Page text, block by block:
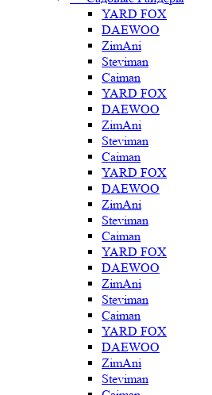
YARD FOX
DAEWOO
ZimAni
Steviman
Caiman
YARD FOX
DAEWOO
ZimAni
Steviman
Caiman
YARD FOX
DAEWOO
ZimAni
Steviman
Caiman
YARD FOX
DAEWOO
ZimAni
Steviman
Caiman
YARD FOX
DAEWOO
ZimAni
Steviman